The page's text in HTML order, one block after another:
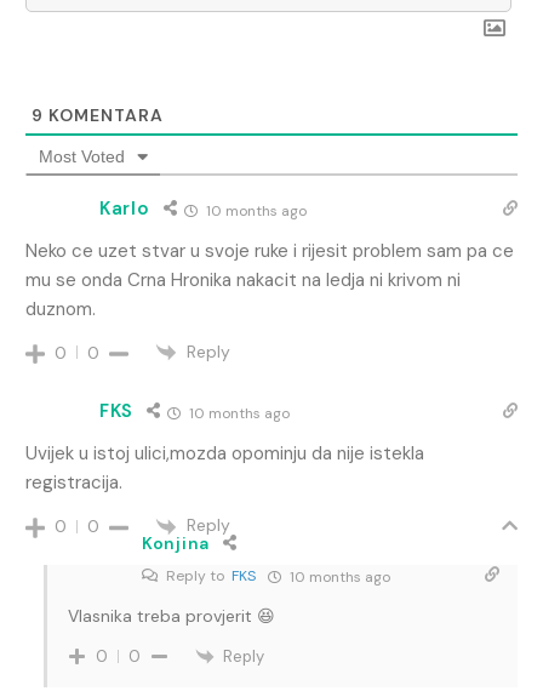
9 KOMENTARA
Most Voted
Karlo 10 months ago
Neko ce uzet stvar u svoje ruke i rijesit problem sam pa ce
mu se onda Crna Hronika nakacit na ledja ni krivom ni
duznom.
0 0 Reply
FKS 10 months ago
Uvijek u istoj ulici,mozda opominju da nije istekla
registracija.
0 0
Reply
Konjina
Reply to FKS 10 months ago
Vlasnika treba provjerit 😆
0 0 Reply